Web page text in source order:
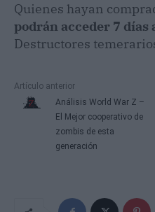
Quienes hayan
podrán acceder 7 días
Destructores
Artículo anterior
Análisis World War Z –
El Mejor cooperativo de
zombis de esta
generación